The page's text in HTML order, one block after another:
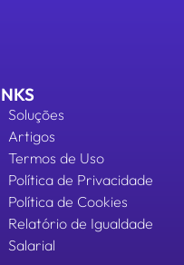
Soluções
Artigos
Termos de Uso
Política de Privacidade
Política de Cookies
Relatório de Igualdade
Salarial